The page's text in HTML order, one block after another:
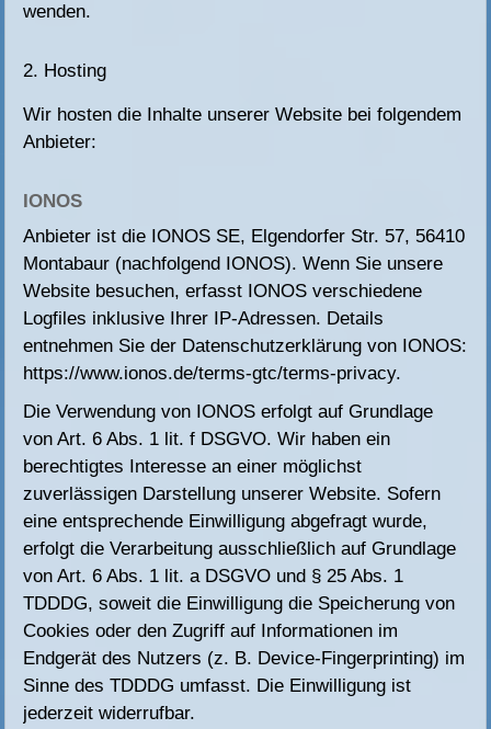
wenden.
2. Hosting
Wir hosten die Inhalte unserer Website bei folgendem
Anbieter:
IONOS
Anbieter ist die IONOS SE, Elgendorfer Str. 57, 56410
Montabaur (nachfolgend IONOS). Wenn Sie unsere
Website besuchen, erfasst IONOS verschiedene
Logfiles inklusive Ihrer IP-Adressen. Details
entnehmen Sie der Datenschutzerklärung von IONOS:
https://www.ionos.de/terms-gtc/terms-privacy.
Die Verwendung von IONOS erfolgt auf Grundlage
von Art. 6 Abs. 1 lit. f DSGVO. Wir haben ein
berechtigtes Interesse an einer möglichst
zuverlässigen Darstellung unserer Website. Sofern
eine entsprechende Einwilligung abgefragt wurde,
erfolgt die Verarbeitung ausschließlich auf Grundlage
von Art. 6 Abs. 1 lit. a DSGVO und § 25 Abs. 1
TDDDG, soweit die Einwilligung die Speicherung von
Cookies oder den Zugriff auf Informationen im
Endgerät des Nutzers (z. B. Device-Fingerprinting) im
Sinne des TDDDG umfasst. Die Einwilligung ist
jederzeit widerrufbar.